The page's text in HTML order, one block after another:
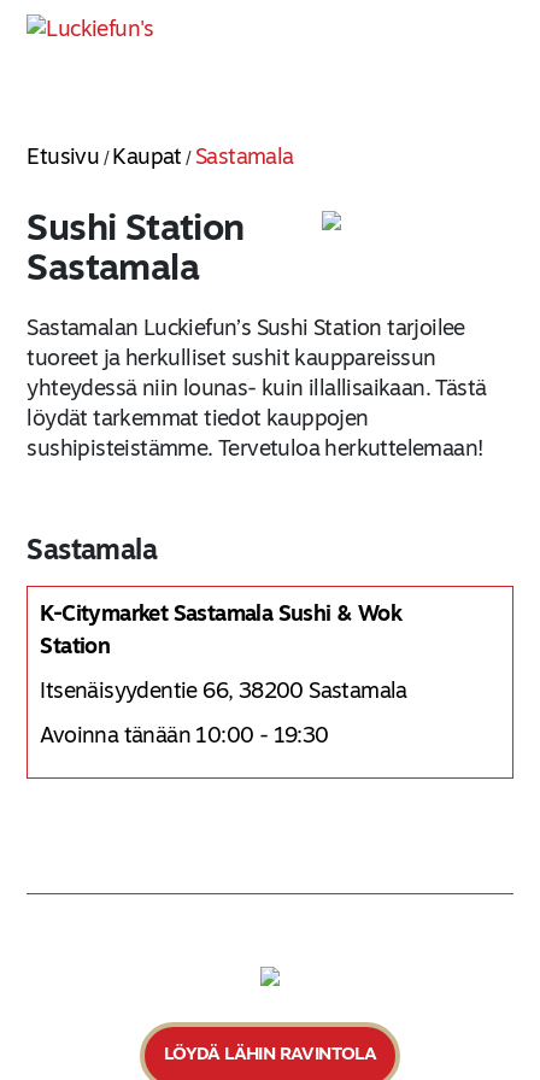
Etusivu / Kaupat / Sastamala
Sushi Station
Sastamala
Sastamalan Luckiefun’s Sushi Station tarjoilee
tuoreet ja herkulliset sushit kauppareissun
yhteydessä niin lounas- kuin illallisaikaan. Tästä
löydät tarkemmat tiedot kauppojen
sushipisteistämme. Tervetuloa herkuttelemaan!
Sastamala
K-Citymarket Sastamala Sushi & Wok
Station
Itsenäisyydentie 66, 38200 Sastamala
Avoinna tänään 10:00 - 19:30
LÖYDÄ LÄHIN RAVINTOLA